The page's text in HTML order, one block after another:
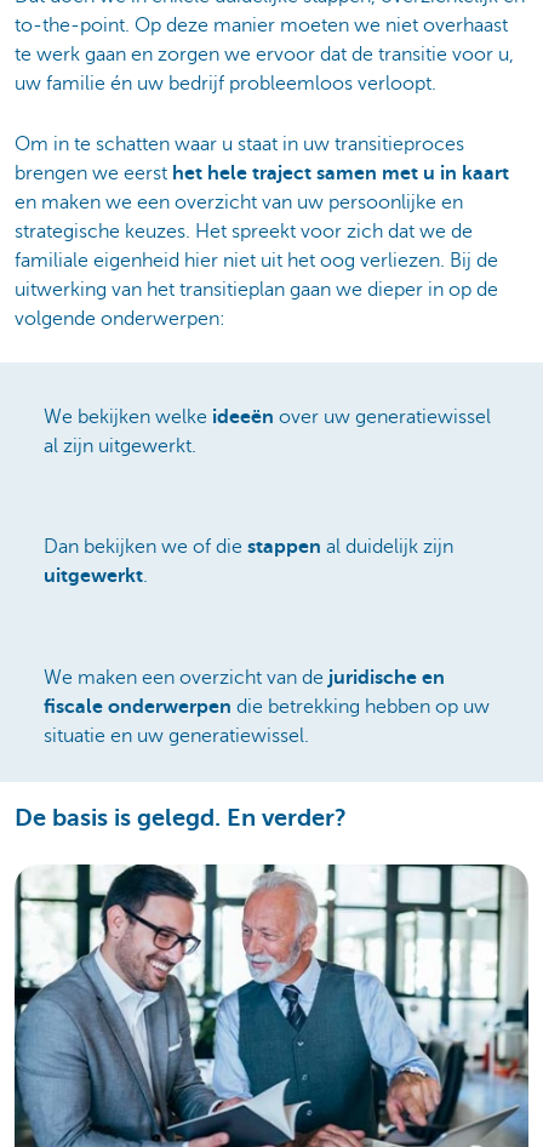
to-the-point. Op deze manier moeten we niet overhaast
te werk gaan en zorgen we ervoor dat de transitie voor u,
uw familie én uw bedrijf probleemloos verloopt.
Om in te schatten waar u staat in uw transitieproces
brengen we eerst het hele traject samen met u in kaart
en maken we een overzicht van uw persoonlijke en
strategische keuzes. Het spreekt voor zich dat we de
familiale eigenheid hier niet uit het oog verliezen. Bij de
uitwerking van het transitieplan gaan we dieper in op de
volgende onderwerpen:
We bekijken welke ideeën over uw generatiewissel
al zijn uitgewerkt.
Dan bekijken we of die stappen al duidelijk zijn
uitgewerkt.
We maken een overzicht van de juridische en
fiscale onderwerpen die betrekking hebben op uw
situatie en uw generatiewissel.
De basis is gelegd. En verder?